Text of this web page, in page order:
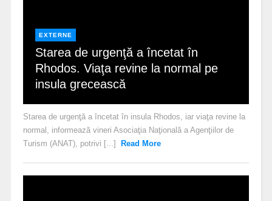
EXTERNE
Starea de urgenţă a încetat în
Rhodos. Viaţa revine la normal pe
insula grecească
Starea de urgenţă a încetat în insula Rhodos, iar viaţa revine la
normal, informează vineri Asociaţia Naţională a Agenţiilor de
Turism (ANAT), potrivi [...]
Read More